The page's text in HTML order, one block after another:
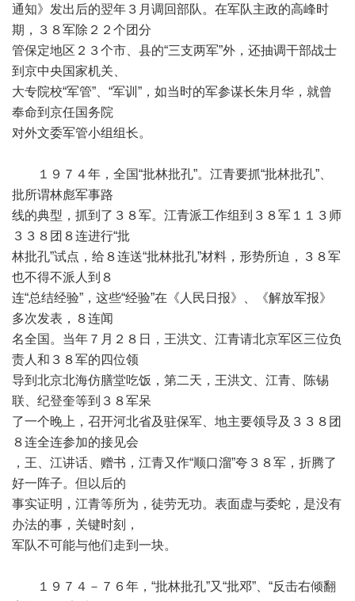
通知》发出后的翌年３月调回部队。在军队主政的高峰时
期，３８军除２２个团分
管保定地区２３个市、县的“三支两军”外，还抽调干部战士
到京中央国家机关、
大专院校“军管”、“军训”，如当时的军参谋长朱月华，就曾
奉命到京任国务院
对外文委军管小组组长。
１９７４年，全国“批林批孔”。江青要抓“批林批孔”、
批所谓林彪军事路
线的典型，抓到了３８军。江青派工作组到３８军１１３师
３３８团８连进行“批
林批孔”试点，给８连送“批林批孔”材料，形势所迫，３８军
也不得不派人到８
连“总结经验”，这些“经验”在《人民日报》、《解放军报》
多次发表，８连闻
名全国。当年７月２８日，王洪文、江青请北京军区三位负
责人和３８军的四位领
导到北京北海仿膳堂吃饭，第二天，王洪文、江青、陈锡
联、纪登奎等到３８军呆
了一个晚上，召开河北省及驻保军、地主要领导及３３８团
８连全连参加的接见会
，王、江讲话、赠书，江青又作“顺口溜”夸３８军，折腾了
好一阵子。但以后的
事实证明，江青等所为，徒劳无功。表面虚与委蛇，是没有
办法的事，关键时刻，
军队不可能与他们走到一块。
１９７４－７６年，“批林批孔”又“批邓”、“反击右倾翻